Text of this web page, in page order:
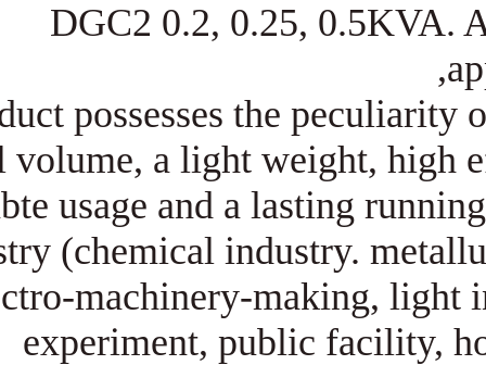
DGC2 0.2, 0.25,
This product possesses the
a small volume, a light
and reliabte usage and a
in industry (chemical
electro-machinery-
experiment, public